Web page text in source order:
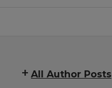
All Author Posts